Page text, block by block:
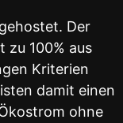
Der
zu 100% aus
Kriterien
damit einen
ohne